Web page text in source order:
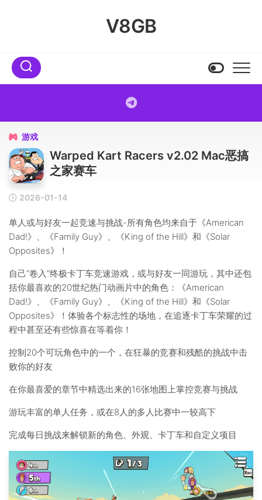
V8GB
 游戏
Warped Kart Racers v2.02 Mac恶搞
之家赛车
2026-01-14
单人或与好友一起竞速与挑战-所有角色均来自于《American
Dad!》、《Family Guy》、《King of the Hill》和《Solar
Opposites》！
自己“卷入”终极卡丁车竞速游戏，或与好友一同游玩，其中还包
括你最喜欢的20世纪热门动画片中的角色：《American
Dad!》、《Family Guy》、《King of the Hill》和《Solar
Opposites》！体验各个标志性的场地，在追逐卡丁车荣耀的过
程中甚至还有些惊喜在等着你！
控制20个可玩角色中的一个，在狂暴的竞赛和残酷的挑战中击
败你的好友
在你最喜爱的章节中精选出来的16张地图上掌控竞赛与挑战
游玩丰富的单人任务，或在8人的多人比赛中一较高下
完成每日挑战来解锁新的角色、外观、卡丁车和自定义项目